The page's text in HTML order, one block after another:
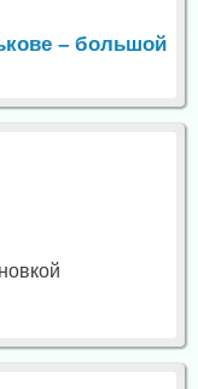
– большой